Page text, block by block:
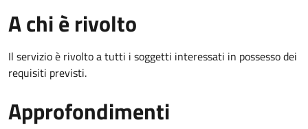
A chi è rivolto
Il servizio è rivolto a tutti i soggetti interessati in possesso dei
requisiti previsti.
Approfondimenti